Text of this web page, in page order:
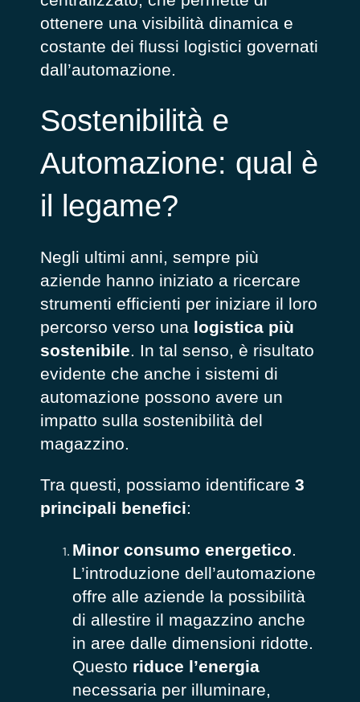
ottenere una visibilità dinamica e
costante dei flussi logistici governati
dall’automazione.
Sostenibilità e
Automazione: qual è
il legame?
Negli ultimi anni, sempre più
aziende hanno iniziato a ricercare
strumenti efficienti per iniziare il loro
percorso verso una logistica più
sostenibile. In tal senso, è risultato
evidente che anche i sistemi di
automazione possono avere un
impatto sulla sostenibilità del
magazzino.
Tra questi, possiamo identificare 3
principali benefici:
Minor consumo energetico.
L’introduzione dell’automazione
offre alle aziende la possibilità
di allestire il magazzino anche
in aree dalle dimensioni ridotte.
Questo riduce l’energia
necessaria per illuminare,